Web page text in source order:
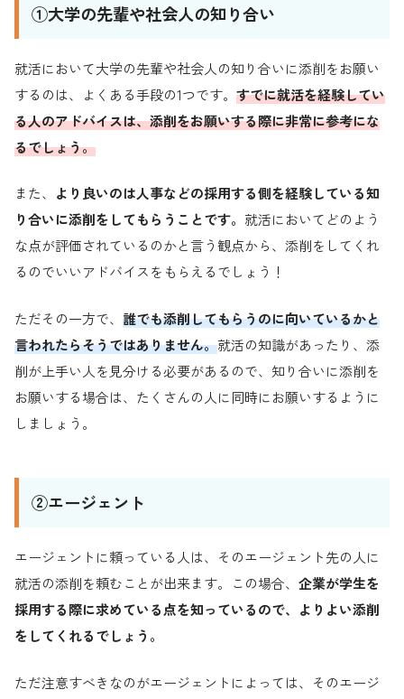
①大学の先輩や社会人の知り合い
就活において大学の先輩や社会人の知り合いに添削をお願い
するのは、よくある手段の1つです。 すでに就活を経験してい
る人のアドバイスは、添削をお願いする際に非常に参考にな
るでしょう。
また、 より良いのは人事などの採用する側を経験している知
り合いに添削をしてもらうことです。 就活においてどのよう
な点が評価されているのかと言う観点から、添削をしてくれ
るのでいいアドバイスをもらえるでしょう！
ただその一方で、 誰でも添削してもらうのに向いているかと
言われたらそうではありません。就活の知識があったり、添
削が上手い人を見分ける必要があるので、知り合いに添削を
お願いする場合は、たくさんの人に同時にお願いするように
しましょう。
②エージェント
エージェントに頼っている人は、そのエージェント先の人に
就活の添削を頼むことが出来ます。この場合、 企業が学生を
採用する際に求めている点を知っているので、よりよい添削
をしてくれるでしょう。
ただ注意すべきなのがエージェントによっては、そのエージ